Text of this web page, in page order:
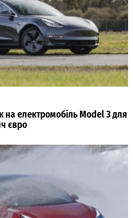
на електромобіль Model 3 для
євро